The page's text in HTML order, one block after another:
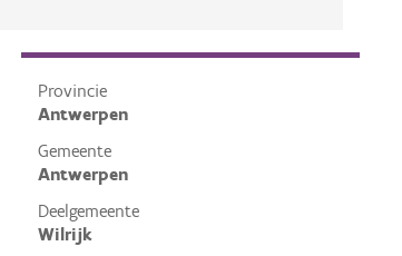
Provincie
Antwerpen
Gemeente
Antwerpen
Deelgemeente
Wilrijk